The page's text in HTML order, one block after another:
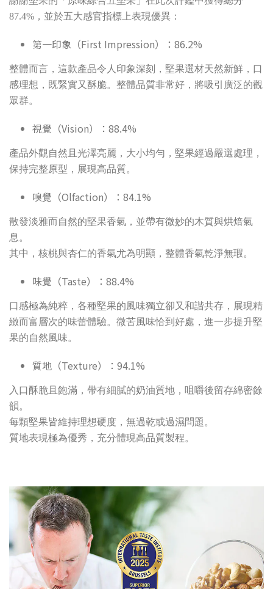
87.4%，並於五大感官指標上表現優異：
第一印象（First Impression）：86.2%
整體而言，這款產品令人印象深刻，堅果選材天然新鮮，口
感理想，既緊實又酥脆。整體品質非常好，將吸引廣泛的觀
眾群。
視覺（Vision）：88.4%
產品外觀自然且光澤亮麗，大小均勻，堅果經過嚴選處理，
保持完整原型，展現高品質。
嗅覺（Olfaction）：84.1%
散發淡雅而自然的堅果香氣，並帶有微妙的木質與烘焙氣
息。
其中，核桃與杏仁的香氣尤為明顯，整體香氣乾淨無瑕。
味覺（Taste）：88.4%
口感極為純粹，各種堅果的風味獨立卻又和諧共存，展現精
緻而富層次的味蕾體驗。微苦風味恰到好處，進一步提升堅
果的自然風味。
質地（Texture）：94.1%
入口酥脆且飽滿，帶有細膩的奶油質地，咀嚼後留存綿密餘
韻。
每顆堅果皆維持理想硬度，無過乾或過濕問題。
質地表現極為優秀，充分體現高品質製程。